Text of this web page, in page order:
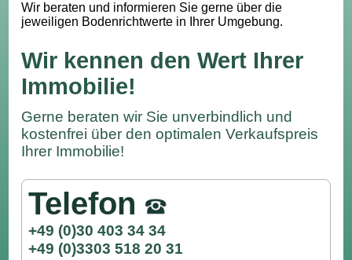
Wir beraten und informieren Sie gerne über die
jeweiligen Bodenrichtwerte in Ihrer Umgebung.
Wir kennen den Wert Ihrer
Immobilie!
Gerne beraten wir Sie unverbindlich und
kostenfrei über den optimalen Verkaufspreis
Ihrer Immobilie!
Telefon
+49 (0)30 403 34 34
+49 (0)3303 518 20 31